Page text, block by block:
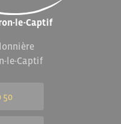
le-Captif
le-Captif
50